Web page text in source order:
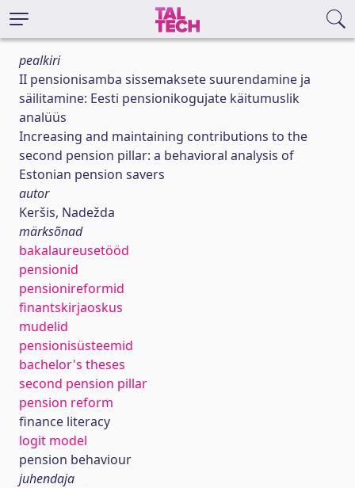
pealkiri
II pensionisamba sissemaksete suurendamine ja
säilitamine: Eesti pensionikogujate käitumuslik
analüüs
Increasing and maintaining contributions to the
second pension pillar: a behavioral analysis of
Estonian pension savers
autor
Keršis, Nadežda
märksõnad
bakalaureusetööd
pensionid
pensionireformid
finantskirjaoskus
mudelid
pensionisüsteemid
bachelor's theses
second pension pillar
pension reform
finance literacy
logit model
pension behaviour
juhendaja